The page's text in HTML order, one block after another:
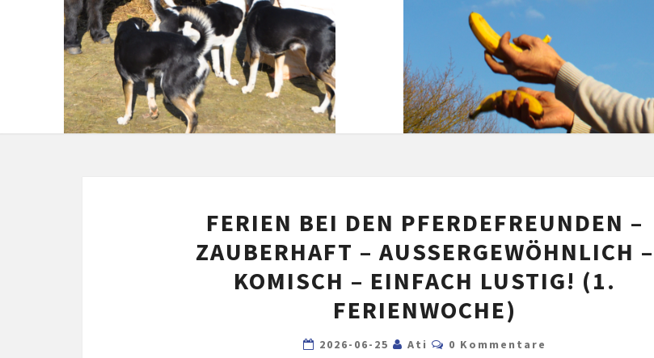
–
BEI
DEN
PFERDEFREUNDEN
–
ZAUBERHAFT
–
FERIEN BEI DEN PFERDEFREUNDEN –
ZAUBERHAFT – AUSSERGEWÖHNLICH – K
OMISCH – EINFACH LUSTIG! (1. F
ERIENWOCHE)
2026-06-25 Ati Kommentare
0 Kommentare